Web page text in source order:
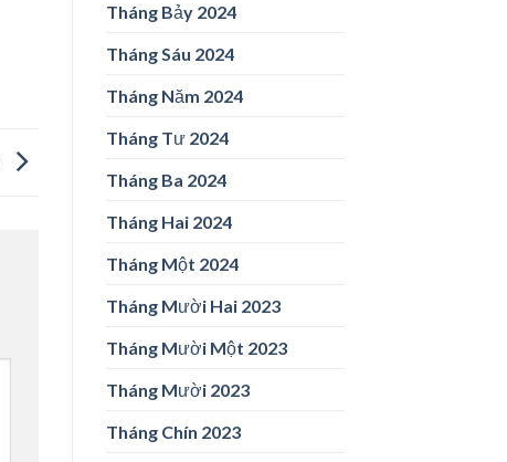
Tháng Bảy 2024
Tháng Sáu 2024
Tháng Năm 2024
Tháng Tư 2024
Tháng Ba 2024
Tháng Hai 2024
Tháng Một 2024
Tháng Mười Hai 2023
Tháng Mười Một 2023
Tháng Mười 2023
Tháng Chín 2023